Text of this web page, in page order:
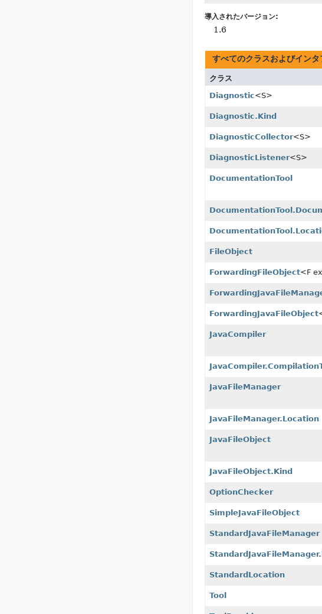
導入されたバージョン:
1.6
すべてのクラスおよびインタ
クラス
Diagnostic<S>
Diagnostic.Kind
DiagnosticCollector<S>
DiagnosticListener<S>
DocumentationTool
FileObject
ForwardingFileObject<F
ForwardingJavaFileObject
JavaCompiler
JavaFileManager
JavaFileManager.Location
JavaFileObject
JavaFileObject.Kind
OptionChecker
SimpleJavaFileObject
StandardJavaFileManager
StandardLocation
Tool